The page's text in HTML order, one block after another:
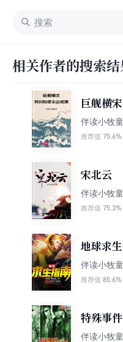
相关作者的搜索结
巨舰横
自祖国
伴读小牧童
推荐值 75.6%
宋北云
伴读小牧童
推荐值 75.3%
地球求
伴读小牧童
推荐值 85.6%
特殊事
伴读小牧童